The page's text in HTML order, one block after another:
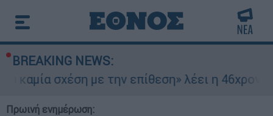
BREAKING NEWS:
με την επίθεση» λέει η 46χρονη - Τι
Πρωινή ενημέρωση: